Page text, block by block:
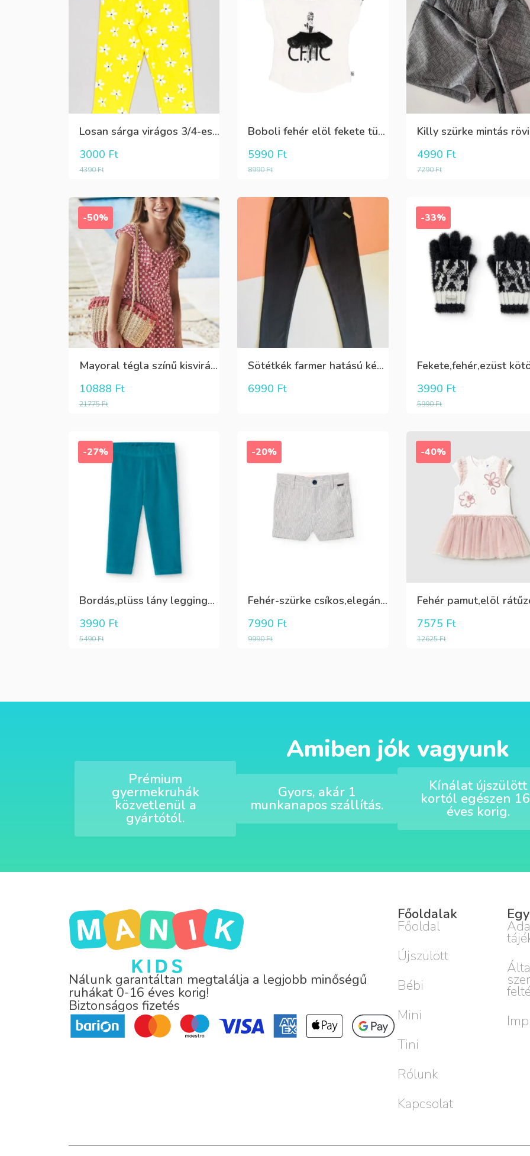
Losan sárga virágos 3/4-es leggings
4390Ft
3000 Ft
Boboli fehér elöl fekete tüll+gyöngyös csini póló
8990Ft
5990 Ft
7290Ft
4990 Ft
-50%
Mayoral tégla színű kisvirág mintás nyári lenge ruha
21775Ft
10888 Ft
Sötétkék farmer hatású kényelmes nadrág
6990 Ft
-33%
5990Ft
3990 Ft
-27%
Bordás,plüss lány leggings zöldeskék
5490Ft
3990 Ft
-20%
Fehér-szürke csíkos,elegáns,fiú vászon rövidnadrág
9990Ft
7990 Ft
-40%
12625Ft
7575 Ft
Amiben jók vagyunk
Prémium
gyermekruhák
közvetlenül a
gyártótól.
Gyors, akár 1
munkanapos szállítás.
Kínálat újszülött
kortól egészen
éves korig.
Nálunk garantáltan megtalálja a legjobb minőségű
ruhákat 0-16 éves korig!
Biztonságos fizetés
Főoldalak
Főoldal
Újszülött
Bébi
Mini
Tini
Rólunk
Kapcsolat